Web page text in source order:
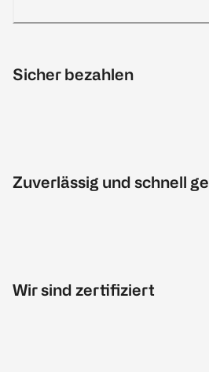
Sicher bezahlen
Zuverlässig und schnell
Wir sind zertifiziert